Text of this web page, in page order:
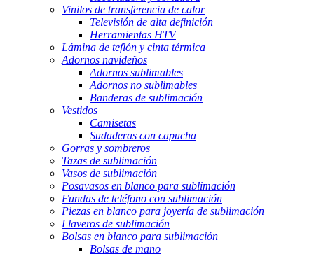
Vinilos de transferencia de calor
Televisión de alta definición
Herramientas HTV
Lámina de teflón y cinta térmica
Adornos navideños
Adornos sublimables
Adornos no sublimables
Banderas de sublimación
Vestidos
Camisetas
Sudaderas con capucha
Gorras y sombreros
Tazas de sublimación
Vasos de sublimación
Posavasos en blanco para sublimación
Fundas de teléfono con sublimación
Piezas en blanco para joyería de sublimación
Llaveros de sublimación
Bolsas en blanco para sublimación
Bolsas de mano